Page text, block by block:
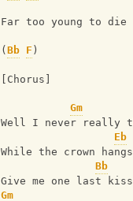
Far too young to die
( Bb F )
[Chorus]
Gm
Well I never really
Eb
While the crown
Bb
Give me one last
Gm